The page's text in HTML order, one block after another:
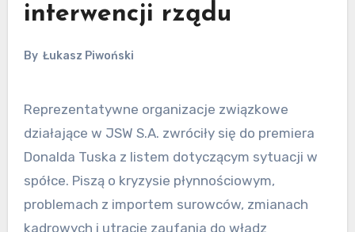
interwencji rządu
By Łukasz Piwoński
Reprezentatywne organizacje związkowe
działające w JSW S.A. zwróciły się do premiera
Donalda Tuska z listem dotyczącym sytuacji w
spółce. Piszą o kryzysie płynnościowym,
problemach z importem surowców, zmianach
kadrowych i utracie zaufania do władz